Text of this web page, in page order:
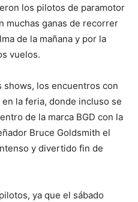
los pilotos de paramotor
muchas ganas de recorrer
de la mañana y por la
vuelos.
shows, los encuentros con
la feria, donde incluso se
de la marca BGD con la
Bruce Goldsmith el
y divertido fin de
ya que el sábado